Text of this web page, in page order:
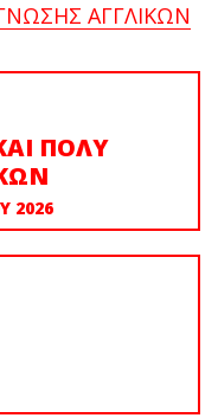
ΑΓΓΛΙΚΩΝ
ΠΟΛΥ
2026